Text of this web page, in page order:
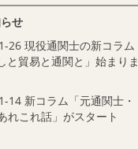
せ
26 現役通関士の新コラム
と貿易と通関と」始まりま
14 新コラム「元通関士・
れこれ話」がスタート